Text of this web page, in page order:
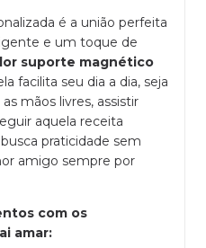
é a união perfeita
e um toque de
suporte magnético
facilita seu dia a dia, seja
mãos livres, assistir
aquela receita
praticidade sem
amigo sempre por
com os
amar: